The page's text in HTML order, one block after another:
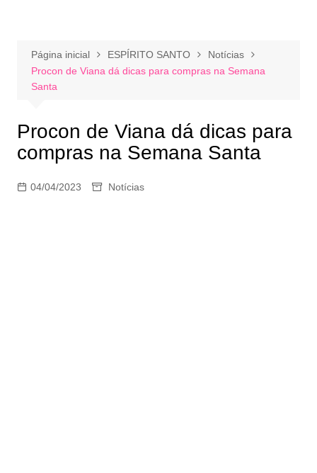
Página inicial ESPÍRITO SANTO
Notícias
Procon de Viana dá dicas para compras na Semana
Santa
Procon de Viana dá dicas para
compras na Semana Santa
04/04/2023 Notícias